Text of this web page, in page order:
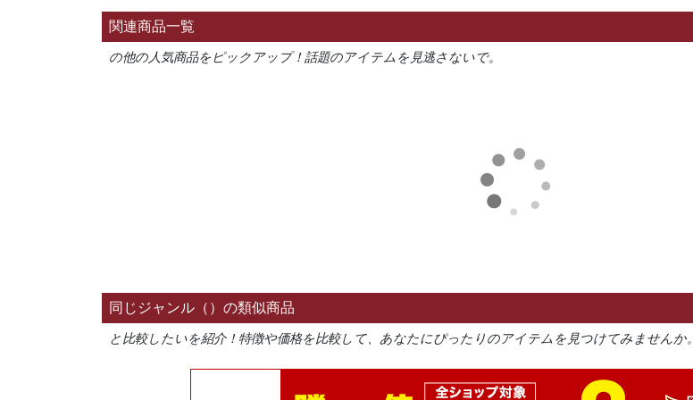
関連商品一覧
の他の人気商品をピックアップ！話題のアイテムを見逃さないで。
同じジャンル（）の類似商品
と比較したいを紹介！特徴や価格を比較して、あなたにぴったりのアイテムを見つけてみませんか。